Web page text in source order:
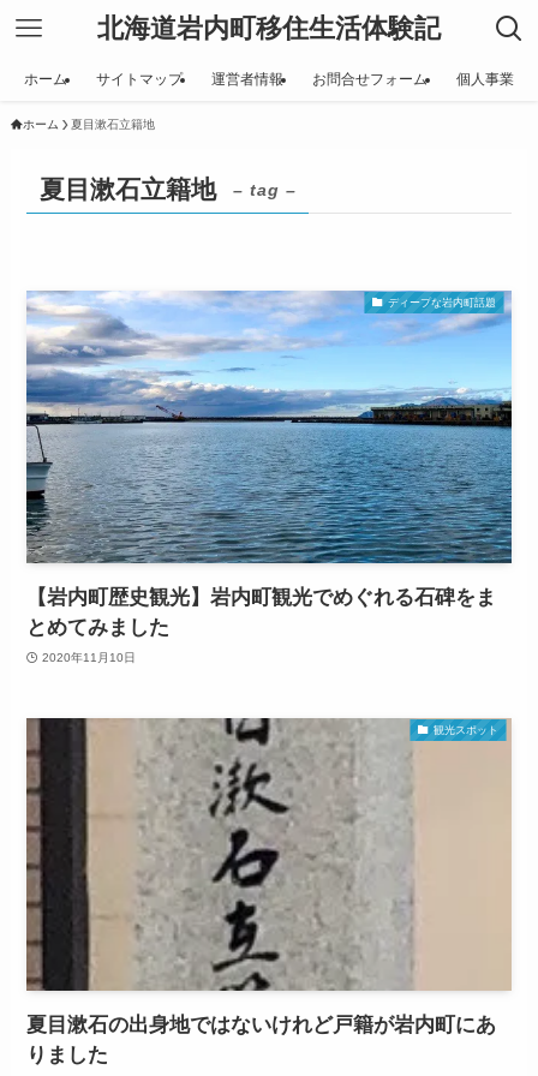
北海道岩内町移住生活体験記
ホーム サイトマップ 運営者情報 お問合せフォーム 個人事業
ホーム 夏目漱石立籍地
夏目漱石立籍地 – tag –
ディープな岩内町話題
【岩内町歴史観光】岩内町観光でめぐれる石碑をま
とめてみました
2020年11月10日
観光スポット
夏目漱石の出身地ではないけれど戸籍が岩内町にあ
りました